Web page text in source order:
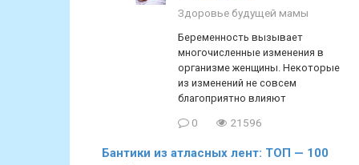
Здоровье будущей мамы
Беременность вызывает
многочисленные изменения в
организме женщины. Некоторые
из изменений не совсем
благоприятно влияют
0 21596
Бантики из атласных лент: ТОП — 100